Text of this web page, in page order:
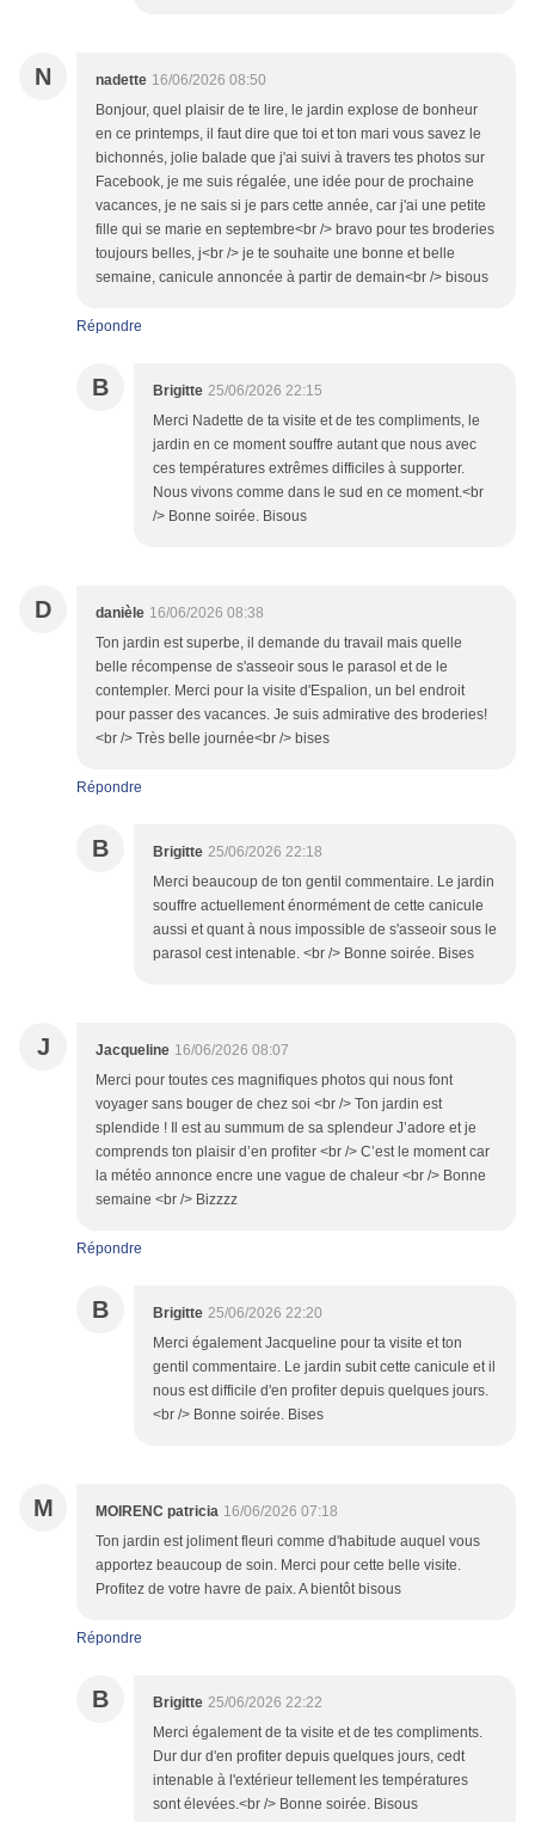
N nadette 16/06/2026 08:50
Bonjour, quel plaisir de te lire, le jardin explose de bonheur
en ce printemps, il faut dire que toi et ton mari vous savez le
bichonnés, jolie balade que j'ai suivi à travers tes photos sur
Facebook, je me suis régalée, une idée pour de prochaine
vacances, je ne sais si je pars cette année, car j'ai une petite
fille qui se marie en septembre<br /> bravo pour tes broderies
toujours belles, j<br /> je te souhaite une bonne et belle
semaine, canicule annoncée à partir de demain<br /> bisous
Répondre
B Brigitte 25/06/2026 22:15
Merci Nadette de ta visite et de tes compliments, le
jardin en ce moment souffre autant que nous avec
ces températures extrêmes difficiles à supporter.
Nous vivons comme dans le sud en ce moment.<br
/> Bonne soirée. Bisous
D danièle 16/06/2026 08:38
Ton jardin est superbe, il demande du travail mais quelle
belle récompense de s'asseoir sous le parasol et de le
contempler. Merci pour la visite d'Espalion, un bel endroit
pour passer des vacances. Je suis admirative des broderies!
<br /> Très belle journée<br /> bises
Répondre
B Brigitte 25/06/2026 22:18
Merci beaucoup de ton gentil commentaire. Le jardin
souffre actuellement énormément de cette canicule
aussi et quant à nous impossible de s'asseoir sous le
parasol cest intenable. <br /> Bonne soirée. Bises
J Jacqueline 16/06/2026 08:07
Merci pour toutes ces magnifiques photos qui nous font
voyager sans bouger de chez soi <br /> Ton jardin est
splendide ! Il est au summum de sa splendeur J’adore et je
comprends ton plaisir d’en profiter <br /> C’est le moment car
la météo annonce encre une vague de chaleur <br /> Bonne
semaine <br /> Bizzzz
Répondre
B Brigitte 25/06/2026 22:20
Merci également Jacqueline pour ta visite et ton
gentil commentaire. Le jardin subit cette canicule et il
nous est difficile d'en profiter depuis quelques jours.
<br /> Bonne soirée. Bises
M MOIRENC patricia 16/06/2026 07:18
Ton jardin est joliment fleuri comme d'habitude auquel vous
apportez beaucoup de soin. Merci pour cette belle visite.
Profitez de votre havre de paix. A bientôt bisous
Répondre
B Brigitte 25/06/2026 22:22
Merci également de ta visite et de tes compliments.
Dur dur d'en profiter depuis quelques jours, cedt
intenable à l'extérieur tellement les températures
sont élevées.<br /> Bonne soirée. Bisous